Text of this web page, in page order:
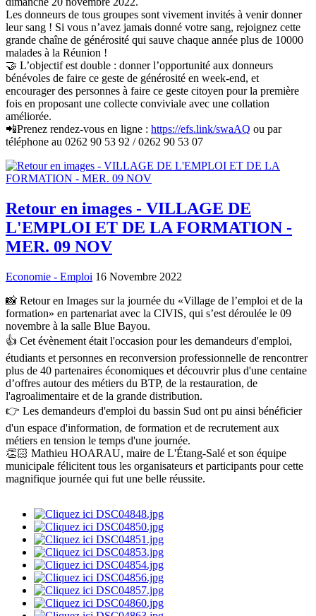
Les donneurs de tous groupes sont vivement invités à venir donner
leur sang ! Si vous n’avez jamais donné votre sang, rejoignez cette
grande chaîne de générosité qui sauve chaque année plus de 10000
malades à la Réunion !
🤝 L’objectif est double : donner l’opportunité aux donneurs
bénévoles de faire ce geste de générosité en week-end, et
encourager des personnes à faire ce geste citoyen pour la première
fois en proposant une collecte conviviale avec une collation
améliorée.
📲Prenez rendez-vous en ligne : https://efs.link/swaAQ ou par
téléphone au 0262 90 53 92 / 0262 90 53 07
Retour en images - VILLAGE DE
L'EMPLOI ET DE LA FORMATION -
MER. 09 NOV
Economie - Emploi 16 Novembre 2022
📸 Retour en Images sur la journée du «Village de l’emploi et de la
formation» en partenariat avec la CIVIS, qui s’est déroulée le 09
novembre à la salle Blue Bayou.
👍 Cet évènement était l'occasion pour les demandeurs d'emploi,
étudiants et personnes en reconversion professionnelle de rencontrer
plus de 40 partenaires économiques et découvrir plus d'une centaine
d’offres autour des métiers du BTP, de la restauration, de
l'agroalimentaire et de la grande distribution.
👉 Les demandeurs d'emploi du bassin Sud ont pu ainsi bénéficier
d'un espace d'information, de formation et de recrutement aux
métiers en tension le temps d'une journée.
👏🏻 Mathieu HOARAU, maire de L'Étang-Salé et son équipe
municipale félicitent tous les organisateurs et participants pour cette
magnifique journée qui fut une belle réussite.